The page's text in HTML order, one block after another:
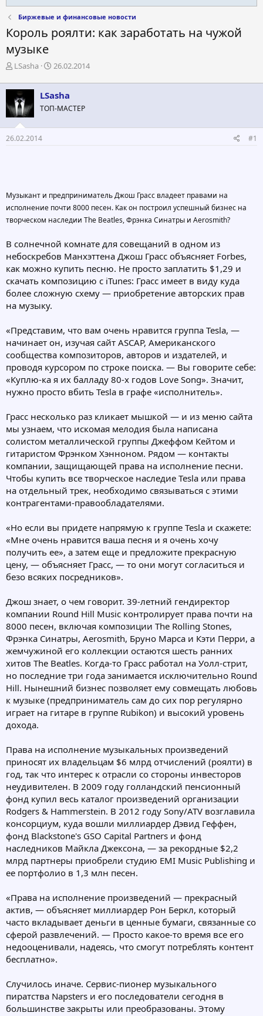
Биржевые и финансовые новости
Король роялти: как заработать на чужой
музыке
А
т
о
р
т
е
м
LSasha
Д
т
а
н
ч
26.02.2014
LSasha
ТОП-МАСТЕР
26.02.2014 #1
Музыкант и предприниматель Джош Грасс владеет правами на
исполнение почти 8000 песен. Как он построил успешный бизнес на
творческом наследии The Beatles, Фрэнка Синатры и Aerosmith?
В солнечной комнате для совещаний в одном из
небоскребов Манхэттена Джош Грасс объясняет Forbes,
как можно купить песню. Не просто заплатить $1,29 и
скачать композицию с iTunes: Грасс имеет в виду куда
более сложную схему — приобретение авторских прав
на музыку.
«Представим, что вам очень нравится группа Tesla, —
начинает он, изучая сайт ASCAP, Американского
сообщества композиторов, авторов и издателей, и
проводя курсором по строке поиска. — Вы говорите себе:
«Куплю-ка я их балладу 80-х годов Love Song». Значит,
нужно просто вбить Tesla в графе «исполнитель».
Грасс несколько раз кликает мышкой — и из меню сайта
мы узнаем, что искомая мелодия была написана
солистом металлической группы Джеффом Кейтом и
гитаристом Фрэнком Хэнноном. Рядом — контакты
компании, защищающей права на исполнение песни.
Чтобы купить все творческое наследие Tesla или права
на отдельный трек, необходимо связываться с этими
контрагентами-правообладателями.
«Но если вы придете напрямую к группе Tesla и скажете:
«Мне очень нравится ваша песня и я очень хочу
получить ее», а затем еще и предложите прекрасную
цену, — объясняет Грасс, — то они могут согласиться и
безо всяких посредников».
Джош знает, о чем говорит. 39-летний гендиректор
компании Round Hill Music контролирует права почти на
8000 песен, включая композиции The Rolling Stones,
Фрэнка Синатры, Aerosmith, Бруно Марса и Кэти Перри, а
жемчужиной его коллекции остаются шесть ранних
хитов The Beatles. Когда-то Грасс работал на Уолл-стрит,
но последние три года занимается исключительно Round
Hill. Нынешний бизнес позволяет ему совмещать любовь
к музыке (предприниматель сам до сих пор регулярно
играет на гитаре в группе Rubikon) и высокий уровень
дохода.
Права на исполнение музыкальных произведений
приносят их владельцам $6 млрд отчислений (роялти) в
год, так что интерес к отрасли со стороны инвесторов
неудивителен. В 2009 году голландский пенсионный
фонд купил весь каталог произведений организации
Rodgers & Hammerstein. В 2012 году Sony/ATV возглавила
консорциум, куда вошли миллиардер Дэвид Геффен,
фонд Blackstone's GSO Capital Partners и фонд
наследников Майкла Джексона, — за рекордные $2,2
млрд партнеры приобрели студию EMI Music Publishing и
ее портфолио в 1,3 млн песен.
«Права на исполнение произведений — прекрасный
актив, — объясняет миллиардер Рон Беркл, который
часто вкладывает деньги в ценные бумаги, связанные со
сферой развлечений. — Просто какое-то время все его
недооценивали, надеясь, что смогут потреблять контент
бесплатно».
Случилось иначе. Сервис-пионер музыкального
пиратства Napsters и его последователи сегодня в
большинстве закрыты или преобразованы. Этому